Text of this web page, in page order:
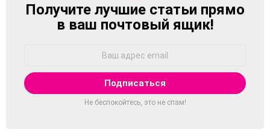
NEWSLETTER
Получите лучшие статьи прямо
в ваш почтовый ящик!
Не беспокойтесь, это не спам!